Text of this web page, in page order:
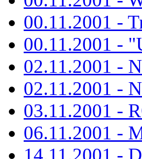
00.11.2001 -
00.11.2001 -
02.11.2001 -
02.11.2001 -
03.11.2001 -
06.11.2001 -
14.11.2001 -